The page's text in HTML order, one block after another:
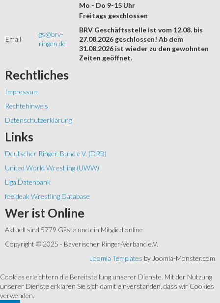
Mo - Do 9-15 Uhr
Email
gs@brv-
ringen.de
Freitags geschlossen
BRV Geschäftsstelle ist vom 12.08. bis
27.08.2026 geschlossen! Ab dem
31.08.2026 ist wieder zu den gewohnten
Zeiten geöffnet.
Rechtliches
Impressum
Rechtehinweis
Datenschutzerklärung
Links
Deutscher Ringer-Bund e.V. (DRB)
United World Wrestling (UWW)
Liga Datenbank
foeldeak Wrestling Database
Wer ist Online
Aktuell sind 5779 Gäste und ein Mitglied online
Copyright © 2025 - Bayerischer Ringer-Verband e.V.
Joomla Templates by Joomla-Monster.com
Cookies erleichtern die Bereitstellung unserer Dienste. Mit der Nutzung
unserer Dienste erklären Sie sich damit einverstanden, dass wir Cookies
verwenden.